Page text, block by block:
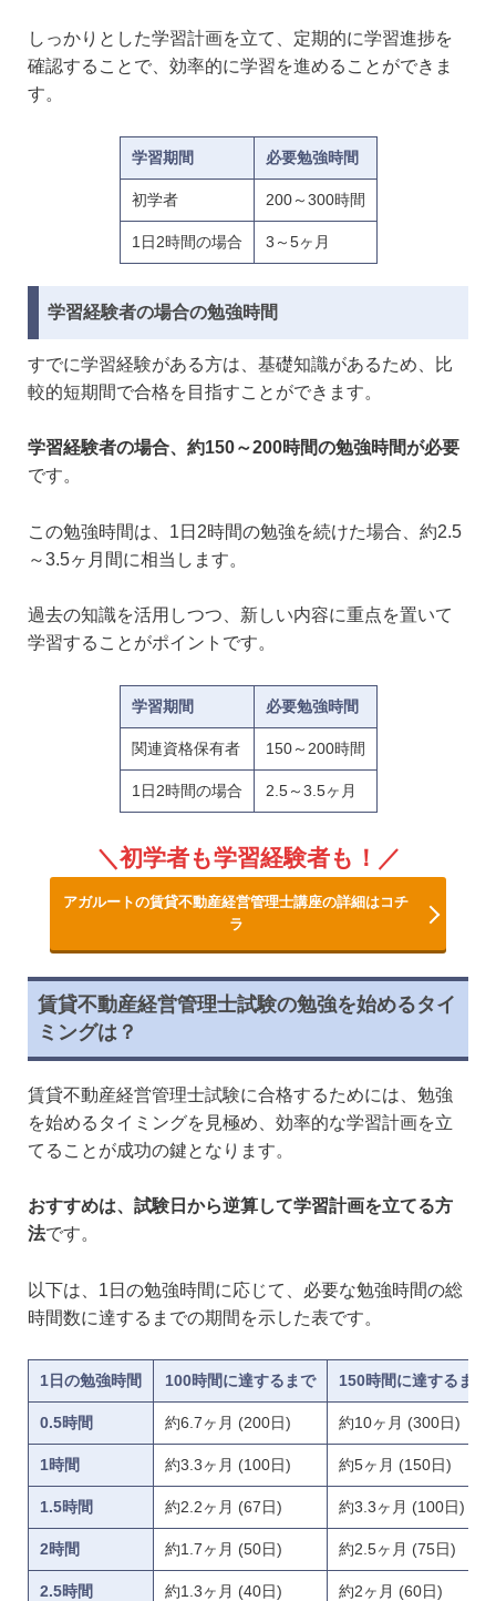
しっかりとした学習計画を立て、定期的に学習進捗を
確認することで、効率的に学習を進めることができま
す。
学習期間 必要勉強時間
初学者 200～300時間
1日2時間の場合 3～5ヶ月
学習経験者の場合の勉強時間
すでに学習経験がある方は、基礎知識があるため、比
較的短期間で合格を目指すことができます。
学習経験者の場合、約150～200時間の勉強時間が必要
です。
この勉強時間は、1日2時間の勉強を続けた場合、約2.5
～3.5ヶ月間に相当します。
過去の知識を活用しつつ、新しい内容に重点を置いて
学習することがポイントです。
学習期間 必要勉強時間
関連資格保有者 150～200時間
1日2時間の場合 2.5～3.5ヶ月
初学者も学習経験者も！
アガルートの賃貸不動産経営管理士講座の詳細はコチ
ラ
賃貸不動産経営管理士試験の勉強を始めるタイ
ミングは？
賃貸不動産経営管理士試験に合格するためには、勉強
を始めるタイミングを見極め、効率的な学習計画を立
てることが成功の鍵となります。
おすすめは、試験日から逆算して学習計画を立てる方
法です。
以下は、1日の勉強時間に応じて、必要な勉強時間の総
時間数に達するまでの期間を示した表です。
1日の勉強時間 100時間に達するまで 150時間に達するまで
0.5時間 約6.7ヶ月 (200日) 約10ヶ月 (300日)
1時間 約3.3ヶ月 (100日) 約5ヶ月 (150日)
1.5時間 約2.2ヶ月 (67日) 約3.3ヶ月 (100日)
2時間 約1.7ヶ月 (50日) 約2.5ヶ月 (75日)
2.5時間 約1.3ヶ月 (40日) 約2ヶ月 (60日)